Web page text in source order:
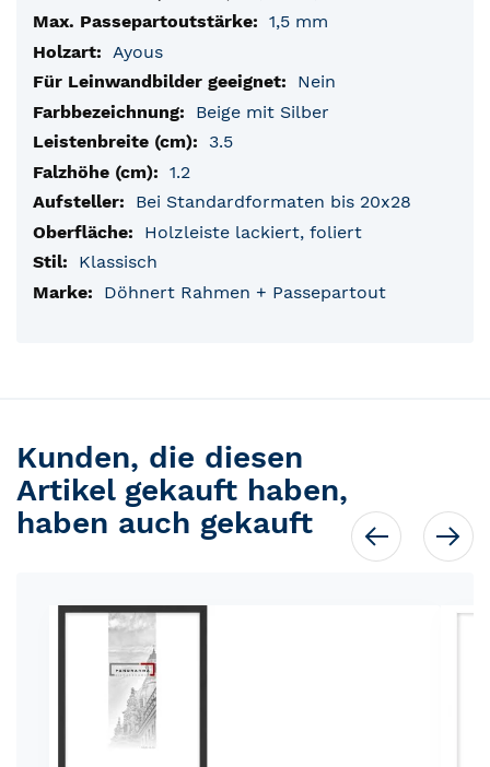
1,5 mm
Ayous
Nein
Beige mit Silber
3.5
1.2
Bei Standardformaten bis 20x28
Holzleiste lackiert, foliert
Klassisch
Döhnert Rahmen + Passepartout
Kunden, die diesen
Artikel gekauft haben,
haben auch gekauft